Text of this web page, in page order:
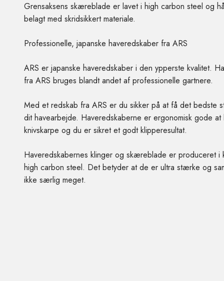
Grensaksens skæreblade er lavet i high carbon steel og
belagt med skridsikkert materiale.
Professionelle, japanske haveredskaber fra ARS
ARS er japanske haveredskaber i den ypperste kvalitet.
fra ARS bruges blandt andet af professionelle gartnere.
Med et redskab fra ARS er du sikker på at få det bedste
dit havearbejde. Haveredskaberne er ergonomisk gode
knivskarpe og du er sikret et godt klipperesultat.
Haveredskabernes klinger og skæreblade er produceret i
high carbon steel. Det betyder at de er ultra stærke og
ikke særlig meget.